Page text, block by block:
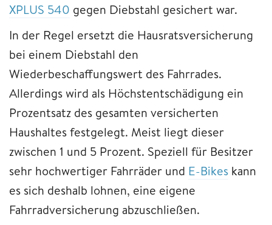
XPLUS 540 gegen Diebstahl gesichert war.
In der Regel ersetzt die Hausratsversicherung
bei einem Diebstahl den
Wiederbeschaffungswert des Fahrrades.
Allerdings wird als Höchstentschädigung ein
Prozentsatz des gesamten versicherten
Haushaltes festgelegt. Meist liegt dieser
zwischen 1 und 5 Prozent. Speziell für Besitzer
sehr hochwertiger Fahrräder und E-Bikes kann
es sich deshalb lohnen, eine eigene
Fahrradversicherung abzuschließen.